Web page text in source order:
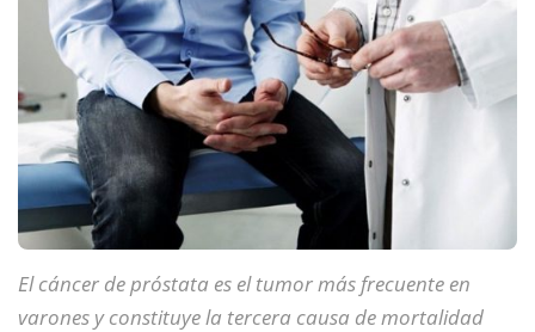
El cáncer de próstata es el tumor más frecuente en
varones y constituye la tercera causa de mortalidad